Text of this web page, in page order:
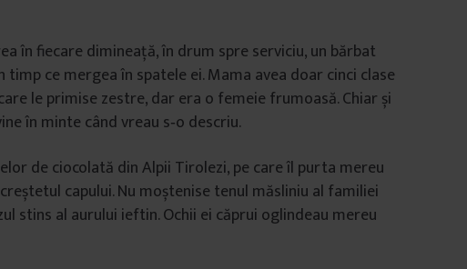
în fiecare dimineață, în drum spre serviciu, un bărbat
timp ce mergea în spatele ei. Mama avea doar cinci clase
le primise zestre, dar era o femeie frumoasă. Chiar și
în minte când vreau s‑o descriu.
de ciocolată din Alpii Tirolezi, pe care îl purta mereu
capului. Nu moștenise tenul măsliniu al familiei
stins al aurului ieftin. Ochii ei căprui oglindeau mereu